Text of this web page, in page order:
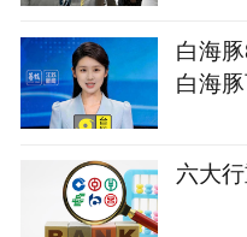
白海
白海
六大